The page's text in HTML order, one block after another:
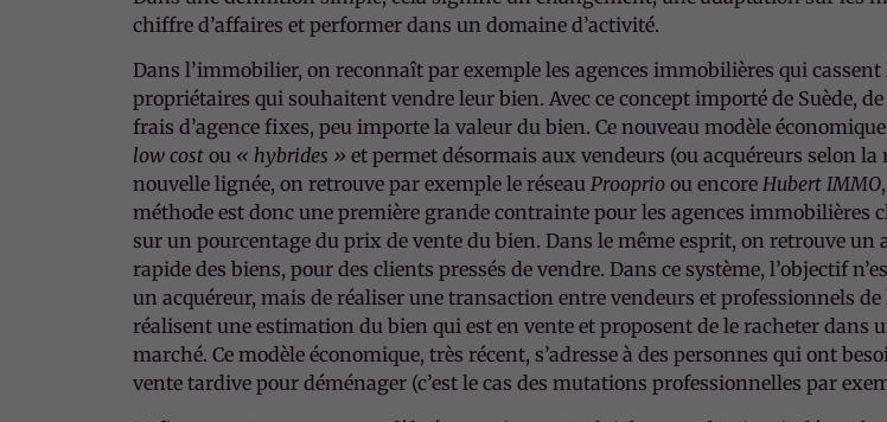
chiffre d’affaires et performer dans un domaine d’activité.
Dans l’immobilier, on reconnaît par exemple les agences immobilières qui
propriétaires qui souhaitent vendre leur bien. Avec ce concept importé de Suède,
frais d’agence fixes, peu importe la valeur du bien. Ce nouveau modèle
low cost ou « hybrides » et permet désormais aux vendeurs (ou acquéreurs selon
nouvelle lignée, on retrouve par exemple le réseau Prooprio ou encore Hubert IMMO
méthode est donc une première grande contrainte pour les agences immobilières
sur un pourcentage du prix de vente du bien. Dans le même esprit, on retrouve un
rapide des biens, pour des clients pressés de vendre. Dans ce système, l’objectif
un acquéreur, mais de réaliser une transaction entre vendeurs et professionnels de
réalisent une estimation du bien qui est en vente et proposent de le racheter
marché. Ce modèle économique, très récent, s’adresse à des personnes qui ont
vente tardive pour déménager (c’est le cas des mutations professionnelles par